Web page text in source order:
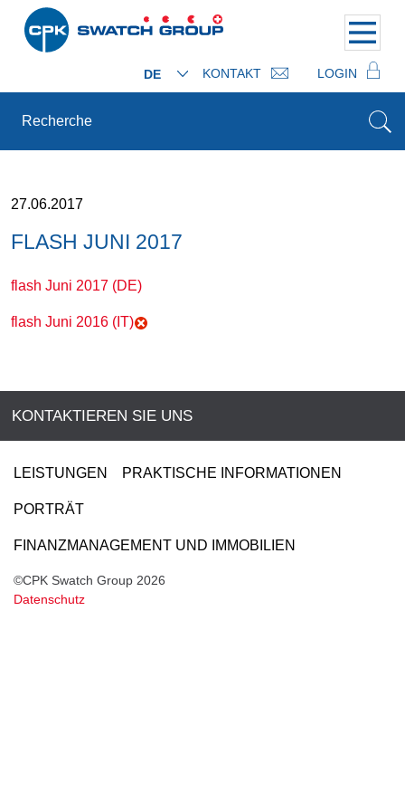
DE KONTAKT LOGIN
27.06.2017
FLASH JUNI 2017
flash Juni 2017 (DE)
flash Juni 2016 (IT)
KONTAKTIEREN SIE UNS
©CPK Swatch Group 2026
Datenschutz
LEISTUNGEN PRAKTISCHE INFORMATIONEN
PORTRÄT
FINANZMANAGEMENT UND IMMOBILIEN